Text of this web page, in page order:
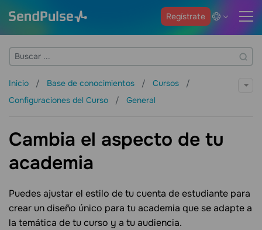
Regístrate
Inicio Base de conocimientos
Cursos
Configuraciones del Curso
General
Cambia el aspecto de tu
academia
Puedes ajustar el estilo de tu cuenta de estudiante para
crear un diseño único para tu academia que se adapte a
la temática de tu curso y a tu audiencia.